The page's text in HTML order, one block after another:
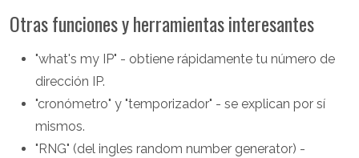
Otras funciones y herramientas interesantes
"what's my IP" - obtiene rápidamente tu número de
dirección IP.
"cronómetro" y "temporizador" - se explican por sí
mismos.
"RNG" (del ingles random number generator) -